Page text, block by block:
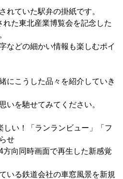
れていた駅弁の掛紙です。
た東北産業博覧会を記念した
などの細かい情報も楽しむポイ
にこうした品々を紹介していき
いを馳せてみてください。
しい！「ランランビュー」「フ
せ
向同時画面で再生した新感覚
いる鉄道会社の車窓風景を新規